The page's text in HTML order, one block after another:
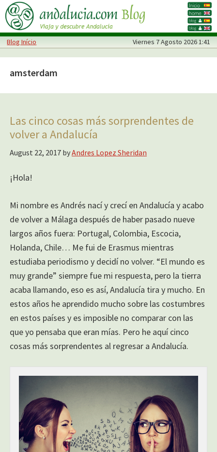
Skip
to
main
content
Skip
to
primary
sidebar
Blog Início Viernes 7 Agosto 2026 1:41
amsterdam
Las cinco cosas más sorprendentes de
volver a Andalucía
August 22, 2017 byAndres Lopez Sheridan
¡Hola!
Mi nombre es Andrés nací y crecí en Andalucía y acabo
de volver a Málaga después de haber pasado nueve
largos años fuera: Portugal, Colombia, Escocia,
Holanda, Chile… Me fui de Erasmus mientras
estudiaba periodismo y decidí no volver. “El mundo es
muy grande” siempre fue mi respuesta, pero la tierra
acaba llamando, eso es así, Andalucía tira y mucho. En
estos años he aprendido mucho sobre las costumbres
en estos países y es imposible no comparar con las
que yo pensaba que eran mías. Pero he aquí cinco
cosas más sorprendentes al regresar a Andalucía.